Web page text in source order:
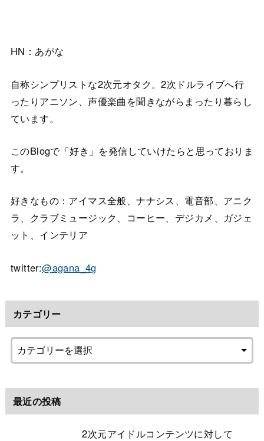
HN：あがな
自称シンプリストな2次元オタク。2次ドルライブへ行
ったりアニソン、声優楽曲を聞きながらまったり暮らし
ています。
このBlogで「好き」を発信していけたらと思っておりま
す。
好きなもの：アイマス全般、ナナシス、電音部、アニク
ラ、クラブミュージック、コーヒー、デジカメ、ガジェ
ット、インテリア
twitter:@agana_4g
カテゴリー
最近の投稿
2次元アイドルコンテンツに対して